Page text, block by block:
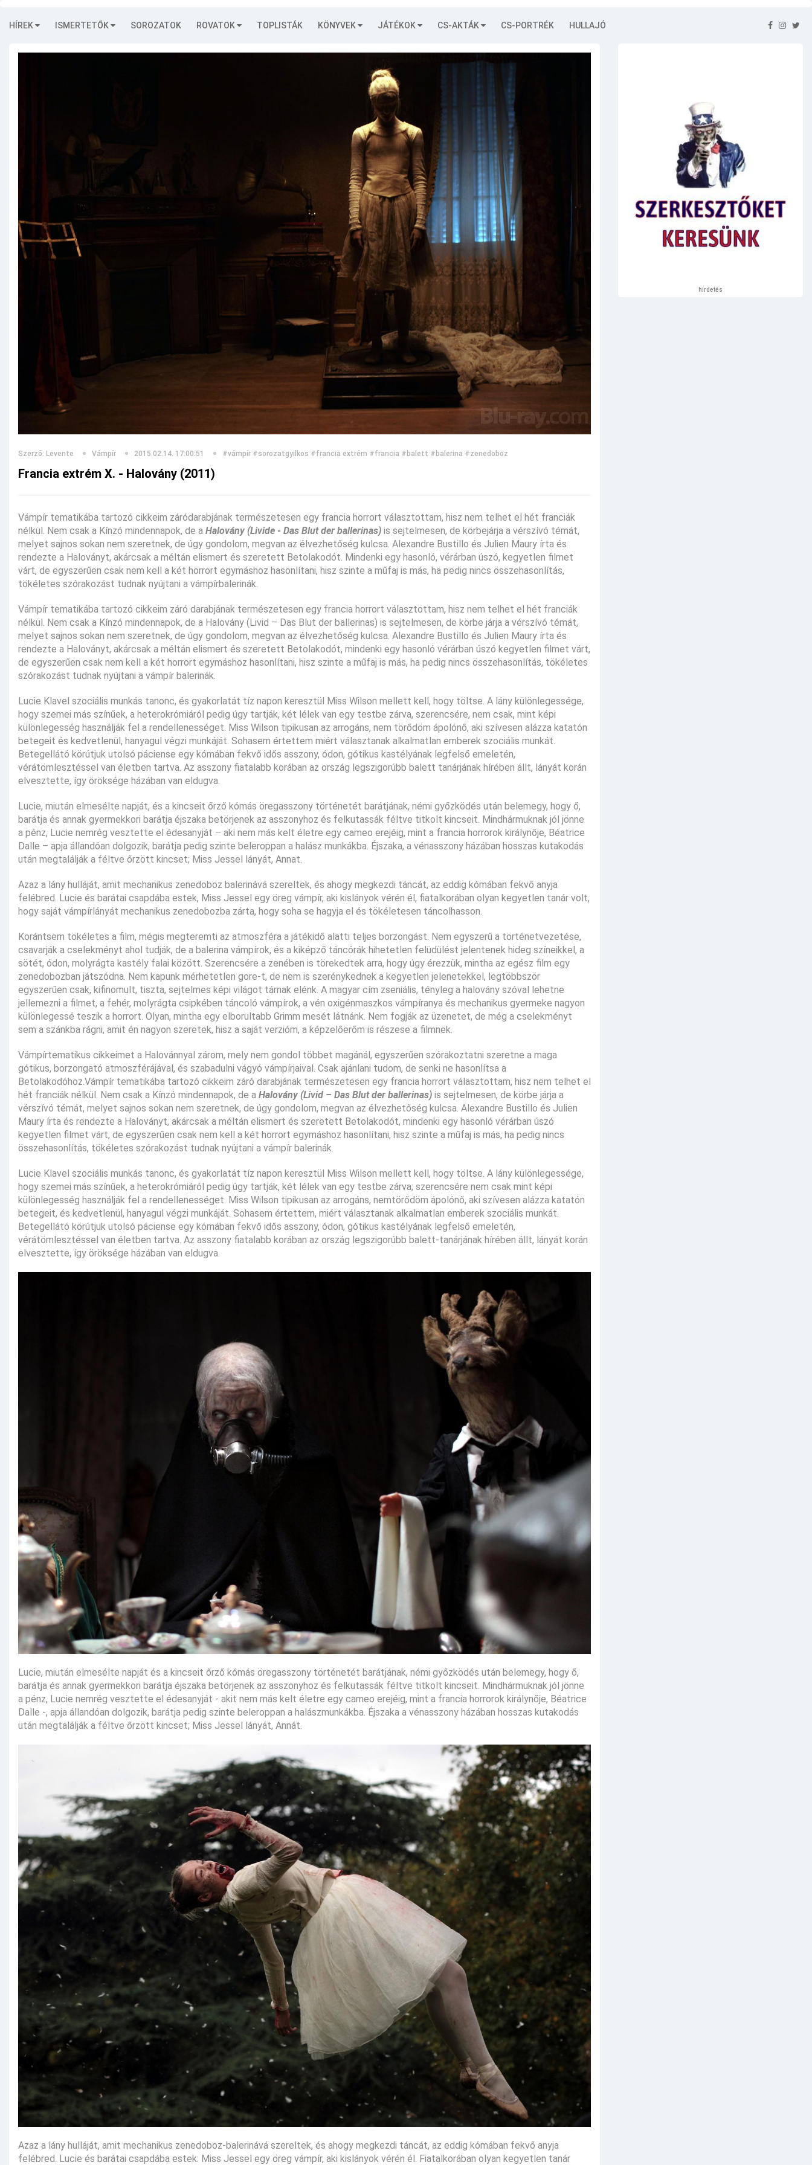
HÍREK ISMERTETŐK SOROZATOK ROVATOK TOPLISTÁK KÖNYVEK JÁTÉKOK CS-AKTÁK CS-PORTRÉK HULLAJÓ
Szerző: Levente Vámpír 2015.02.14. 17:00:51 #vámpír #sorozatgyilkos #francia extrém #francia #balett #balerina #zenedoboz
Francia extrém X. - Halovány (2011)
Vámpír tematikába tartozó cikkeim záródarabjának természetesen egy francia horrort választottam, hisz nem telhet el hét franciák
nélkül. Nem csak a Kínzó mindennapok, de a Halovány (Livide - Das Blut der ballerinas) is sejtelmesen, de körbejárja a vérszívó témát,
melyet sajnos sokan nem szeretnek, de úgy gondolom, megvan az élvezhetőség kulcsa. Alexandre Bustillo és Julien Maury írta és
rendezte a Haloványt, akárcsak a méltán elismert és szeretett Betolakodót. Mindenki egy hasonló, vérárban úszó, kegyetlen filmet
várt, de egyszerűen csak nem kell a két horrort egymáshoz hasonlítani, hisz szinte a műfaj is más, ha pedig nincs összehasonlítás,
tökéletes szórakozást tudnak nyújtani a vámpírbalerinák.
Vámpír tematikába tartozó cikkeim záró darabjának természetesen egy francia horrort választottam, hisz nem telhet el hét franciák
nélkül. Nem csak a Kínzó mindennapok, de a Halovány (Livid – Das Blut der ballerinas) is sejtelmesen, de körbe járja a vérszívó témát,
melyet sajnos sokan nem szeretnek, de úgy gondolom, megvan az élvezhetőség kulcsa. Alexandre Bustillo és Julien Maury írta és
rendezte a Haloványt, akárcsak a méltán elismert és szeretett Betolakodót, mindenki egy hasonló vérárban úszó kegyetlen filmet várt,
de egyszerűen csak nem kell a két horrort egymáshoz hasonlítani, hisz szinte a műfaj is más, ha pedig nincs összehasonlítás, tökéletes
szórakozást tudnak nyújtani a vámpír balerinák.
Lucie Klavel szociális munkás tanonc, és gyakorlatát tíz napon keresztül Miss Wilson mellett kell, hogy töltse. A lány különlegessége,
hogy szemei más színűek, a heterokrómiáról pedig úgy tartják, két lélek van egy testbe zárva, szerencsére, nem csak, mint képi
különlegesség használják fel a rendellenességet. Miss Wilson tipikusan az arrogáns, nem törődöm ápolónő, aki szívesen alázza katatón
betegeit és kedvetlenül, hanyagul végzi munkáját. Sohasem értettem miért választanak alkalmatlan emberek szociális munkát.
Betegellátó körútjuk utolsó páciense egy kómában fekvő idős asszony, ódon, gótikus kastélyának legfelső emeletén,
vérátömlesztéssel van életben tartva. Az asszony fiatalabb korában az ország legszigorúbb balett tanárjának hírében állt, lányát korán
elvesztette, így öröksége házában van eldugva.
Lucie, miután elmesélte napját, és a kincseit őrző kómás öregasszony történetét barátjának, némi győzködés után belemegy, hogy ő,
barátja és annak gyermekkori barátja éjszaka betörjenek az asszonyhoz és felkutassák féltve titkolt kincseit. Mindhármuknak jól jönne
a pénz, Lucie nemrég vesztette el édesanyját – aki nem más kelt életre egy cameo erejéig, mint a francia horrorok királynője, Béatrice
Dalle – apja állandóan dolgozik, barátja pedig szinte beleroppan a halász munkákba. Éjszaka, a vénasszony házában hosszas kutakodás
után megtalálják a féltve őrzött kincset; Miss Jessel lányát, Annat.
Azaz a lány hulláját, amit mechanikus zenedoboz balerinává szereltek, és ahogy megkezdi táncát, az eddig kómában fekvő anyja
felébred. Lucie és barátai csapdába estek, Miss Jessel egy öreg vámpír, aki kislányok vérén él, fiatalkorában olyan kegyetlen tanár volt,
hogy saját vámpírlányát mechanikus zenedobozba zárta, hogy soha se hagyja el és tökéletesen táncolhasson.
Korántsem tökéletes a film, mégis megteremti az atmoszféra a játékidő alatti teljes borzongást. Nem egyszerű a történetvezetése,
csavarják a cselekményt ahol tudják, de a balerina vámpírok, és a kiképző táncórák hihetetlen felüdülést jelentenek hideg színeikkel, a
sötét, ódon, molyrágta kastély falai között. Szerencsére a zenében is törekedtek arra, hogy úgy érezzük, mintha az egész film egy
zenedobozban játszódna. Nem kapunk mérhetetlen gore-t, de nem is szerénykednek a kegyetlen jelenetekkel, legtöbbször
egyszerűen csak, kifinomult, tiszta, sejtelmes képi világot tárnak elénk. A magyar cím zseniális, tényleg a halovány szóval lehetne
jellemezni a filmet, a fehér, molyrágta csipkében táncoló vámpírok, a vén oxigénmaszkos vámpíranya és mechanikus gyermeke nagyon
különlegessé teszik a horrort. Olyan, mintha egy elborultabb Grimm mesét látnánk. Nem fogják az üzenetet, de még a cselekményt
sem a szánkba rágni, amit én nagyon szeretek, hisz a saját verzióm, a képzelőerőm is részese a filmnek.
Vámpírtematikus cikkeimet a Halovánnyal zárom, mely nem gondol többet magánál, egyszerűen szórakoztatni szeretne a maga
gótikus, borzongató atmoszférájával, és szabadulni vágyó vámpírjaival. Csak ajánlani tudom, de senki ne hasonlítsa a
Betolakodóhoz.Vámpír tematikába tartozó cikkeim záró darabjának természetesen egy francia horrort választottam, hisz nem telhet el
hét franciák nélkül. Nem csak a Kínzó mindennapok, de a Halovány (Livid – Das Blut der ballerinas) is sejtelmesen, de körbe járja a
vérszívó témát, melyet sajnos sokan nem szeretnek, de úgy gondolom, megvan az élvezhetőség kulcsa. Alexandre Bustillo és Julien
Maury írta és rendezte a Haloványt, akárcsak a méltán elismert és szeretett Betolakodót, mindenki egy hasonló vérárban úszó
kegyetlen filmet várt, de egyszerűen csak nem kell a két horrort egymáshoz hasonlítani, hisz szinte a műfaj is más, ha pedig nincs
összehasonlítás, tökéletes szórakozást tudnak nyújtani a vámpír balerinák.
Lucie Klavel szociális munkás tanonc, és gyakorlatát tíz napon keresztül Miss Wilson mellett kell, hogy töltse. A lány különlegessége,
hogy szemei más színűek, a heterokrómiáról pedig úgy tartják, két lélek van egy testbe zárva; szerencsére nem csak mint képi
különlegesség használják fel a rendellenességet. Miss Wilson tipikusan az arrogáns, nemtörődöm ápolónő, aki szívesen alázza katatón
betegeit, és kedvetlenül, hanyagul végzi munkáját. Sohasem értettem, miért választanak alkalmatlan emberek szociális munkát.
Betegellátó körútjuk utolsó páciense egy kómában fekvő idős asszony, ódon, gótikus kastélyának legfelső emeletén,
vérátömlesztéssel van életben tartva. Az asszony fiatalabb korában az ország legszigorúbb balett-tanárjának hírében állt, lányát korán
elvesztette, így öröksége házában van eldugva.
Lucie, miután elmesélte napját és a kincseit őrző kómás öregasszony történetét barátjának, némi győzködés után belemegy, hogy ő,
barátja és annak gyermekkori barátja éjszaka betörjenek az asszonyhoz és felkutassák féltve titkolt kincseit. Mindhármuknak jól jönne
a pénz, Lucie nemrég vesztette el édesanyját - akit nem más kelt életre egy cameo erejéig, mint a francia horrorok királynője, Béatrice
Dalle -, apja állandóan dolgozik, barátja pedig szinte beleroppan a halászmunkákba. Éjszaka a vénasszony házában hosszas kutakodás
után megtalálják a féltve őrzött kincset; Miss Jessel lányát, Annát.
Azaz a lány hulláját, amit mechanikus zenedoboz-balerinává szereltek, és ahogy megkezdi táncát, az eddig kómában fekvő anyja
felébred. Lucie és barátai csapdába estek: Miss Jessel egy öreg vámpír, aki kislányok vérén él. Fiatalkorában olyan kegyetlen tanár
hirdetés